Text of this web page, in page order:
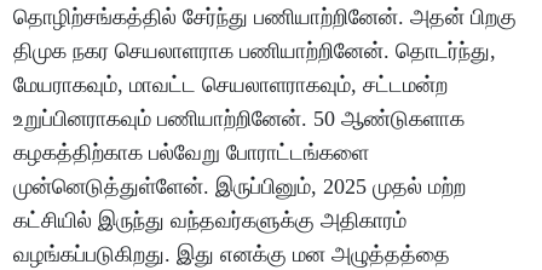
தொழிற்சங்கத்தில் சேர்ந்து பணியாற்றினேன். அதன் பிறகு
திமுக நகர செயலாளராக பணியாற்றினேன். தொடர்ந்து,
மேயராகவும், மாவட்ட செயலாளராகவும், சட்டமன்ற
உறுப்பினராகவும் பணியாற்றினேன். 50 ஆண்டுகளாக
கழகத்திற்காக பல்வேறு போராட்டங்களை
முன்னெடுத்துள்ளேன். இருப்பினும், 2025 முதல் மற்ற
கட்சியில் இருந்து வந்தவர்களுக்கு அதிகாரம்
வழங்கப்படுகிறது. இது எனக்கு மன அழுத்தத்தை